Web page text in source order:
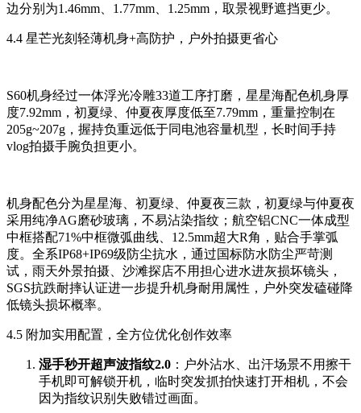
边分别为1.46mm、1.77mm、1.25mm，取景视野遮挡更少。
4.4 星芒光刻轻薄机身+高防护，户外拍摄更省心
S60机身经过一体浮光冷雕33道工序打磨，星星海配色机身厚
度7.92mm，初夏绿、仲夏夜厚度低至7.79mm，重量控制在
205g~207g，握持负重远低于同电池容量机型，长时间手持
vlog拍摄手腕负担更小。
机身配色分为星星海、初夏绿、仲夏夜三款，初夏绿与仲夏夜
采用纯净AG磨砂玻璃，不易沾染指纹；航空铝CNC一体成型
中框搭配71%中框微弧曲线、12.5mm超大R角，贴合手掌弧
度。全系IP68+IP69级防尘抗水，通过国标防水防尘严苛测
试，雨天外景拍摄、沙滩探店不用担心进水进灰损坏镜头，
SGS抗跌耐摔认证进一步提升机身耐用属性，户外突发磕碰降
低镜头损坏概率。
4.5 附加实用配置，全方位优化创作效率
湿手秒开超声波指纹2.0 ：户外沾水、出汗场景不用擦干
手机即可解锁开机，临时突发抓拍快速打开相机，不会
因为指纹识别失败错过画面。